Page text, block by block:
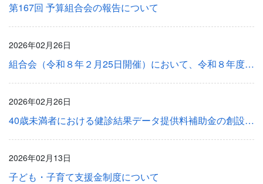
第167回 予算組合会の報告について
2026年02月26日
組合会（令和８年２月25日開催）において、令和８年度の健康保険、介護保険料率、子ども・子育て支援金が決定いたしました
2026年02月26日
40歳未満者における健診結果データ提供料補助金の創設について
2026年02月13日
子ども・子育て支援金制度について